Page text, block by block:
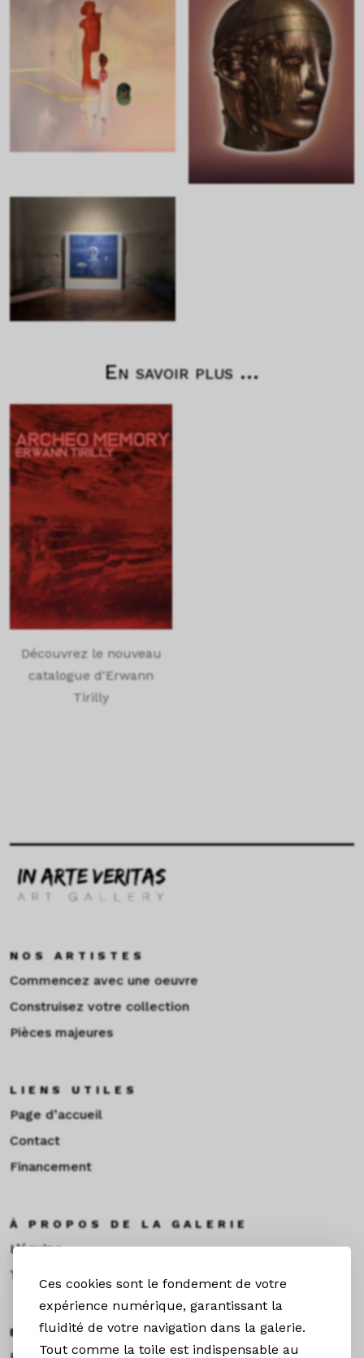
Ces cookies sont le fondement de votre
expérience numérique, garantissant la
fluidité de votre navigation dans la galerie.
Tout comme la toile est indispensable au
En savoir plus ...
Découvrez le nouveau
catalogue d'Erwann
Tirilly
NOS ARTISTES
Commencez avec une oeuvre
Construisez votre collection
Pièces majeures
LIENS UTILES
Page d’accueil
Contact
Financement
À PROPOS DE LA GALERIE
L’équipe
Toulouse
EXPOS & ACTUS